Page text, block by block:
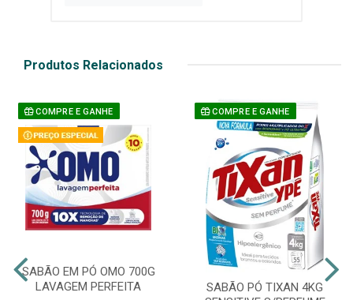
Produtos Relacionados
COMPRE E GANHE
SABÃO EM PÓ OMO 700G
LAVAGEM PERFEITA
COMPRE E GANHE
SABÃO PÓ TIXAN 4KG